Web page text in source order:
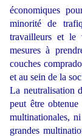
économiques
minorité de
travailleurs et le
mesures à
couches
et au sein de la
La neutralisation
peut être
multinationales,
grandes